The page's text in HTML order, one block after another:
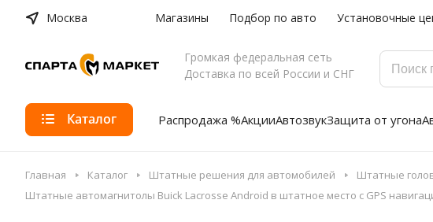
Москва Магазины Подбор по авто Установочные
Громкая федеральная сеть
Доставка по всей России и СНГ
Каталог Распродажа %АкцииАвтозвукЗащита от угона
Главная Каталог Штатные решения для автомобилей Штатные
Штатные автомагнитолы Buick Lacrosse Android в штатное место с GPS